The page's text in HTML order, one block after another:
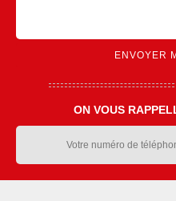
ON VOUS